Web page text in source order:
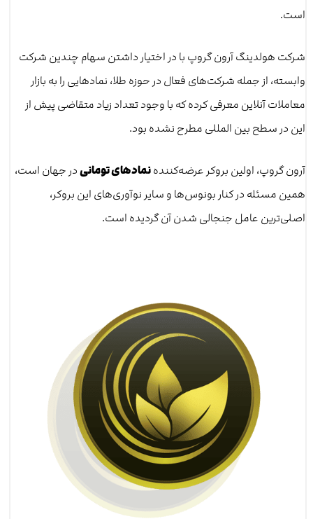
است.
شرکت هولدینگ آرون گروپ با در اختیار داشتن سهام چندین شرکت
وابسته، از جمله شرکت‌های فعال در حوزه طلا، نمادهایی را به بازار
معاملات آنلاین معرفی کرده که با وجود تعداد زیاد متقاضی پیش از
این در سطح بین المللی مطرح نشده بود.
آرون گروپ، اولین بروکر عرضه‌کنندهنمادهای تومانیدر جهان است،
همین مسئله در کنار بونوس‌ها و سایر نوآوری‌های این بروکر،
اصلی‌ترین عامل جنجالی شدن آن گردیده است.